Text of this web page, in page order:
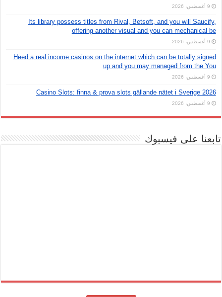
9 أغسطس، 2026
Its library possess titles from Rival, Betsoft, and you will Saucify,
offering another visual and you can mechanical be
9 أغسطس، 2026
Heed a real income casinos on the internet which can be totally signed
up and you may managed from the You
9 أغسطس، 2026
Casino Slots: finna & prova slots gällande nätet i Sverige 2026
9 أغسطس، 2026
على فيسبوك